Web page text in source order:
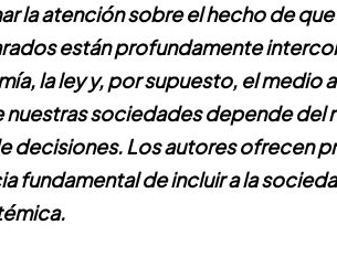
la atención sobre el hecho de
están profundamente
la ley y, por supuesto, el medio
nuestras sociedades depende
decisiones. Los autores ofrecen
fundamental de incluir a la